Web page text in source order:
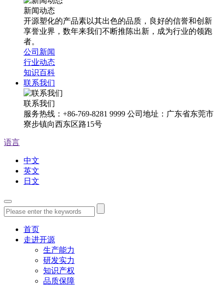
新闻动态
开源塑化的产品素以其出色的品质，良好的信誉和创新
享誉业界，数年来我们不断推陈出新，成为行业的领跑
者。
公司新闻
行业动态
知识百科
联系我们
联系我们
服务热线：+86-769-8281 9999 公司地址：广东省东莞市
寮步镇向西东区路15号
语言
中文
英文
日文
首页
走进开源
生产能力
研发实力
知识产权
品质保障